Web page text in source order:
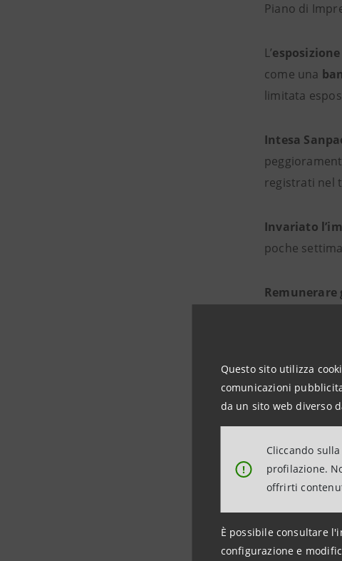
Questo sito utilizza
comunicazioni
da un sito web diverso
!
Cliccando
profilazione.
offrirti
È possibile consultare
configurazione e
Piano di
L’
come una
limitata
Intesa
registrati nel
Invariato
poche
risultati
rapporto
profilo
muovendo